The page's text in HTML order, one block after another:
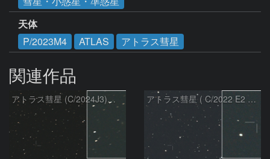
天体
P/2023M4
ATLAS アトラス彗星
関連作品
アトラス彗星 (C/2024J3)：2026/08/05 アトラス彗星 ( C/2022 E2 )：2026/07/27